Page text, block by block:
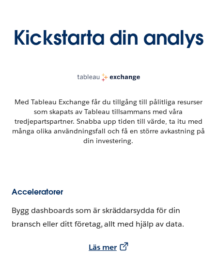
Kickstarta din analys
Med Tableau Exchange får du tillgång till pålitliga resurser
som skapats av Tableau tillsammans med våra
tredjepartspartner. Snabba upp tiden till värde, ta itu med
många olika användningsfall och få en större avkastning på
din investering.
Acceleratorer
Bygg dashboards som är skräddarsydda för din
bransch eller ditt företag, allt med hjälp av data.
Läs mer